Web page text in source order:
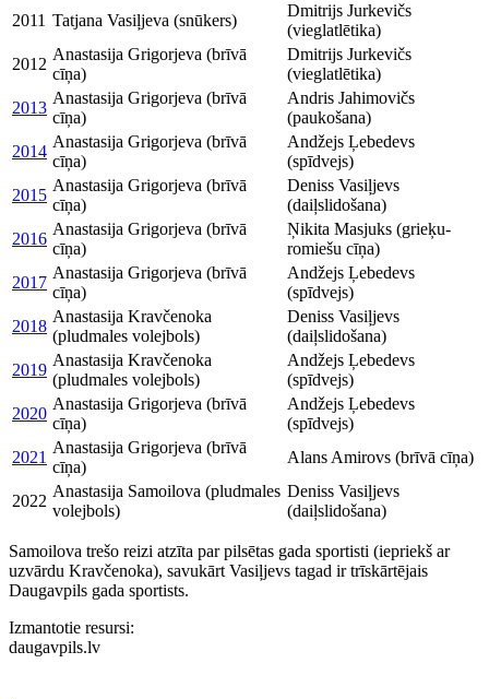
2011 Tatjana Vasiļjeva (snūkers)
Dmitrijs Jurkevičs
(vieglatlētika)
2012
Anastasija Grigorjeva (brīvā
cīņa)
Dmitrijs Jurkevičs
(vieglatlētika)
2013
Anastasija Grigorjeva (brīvā
cīņa)
Andris Jahimovičs
(paukošana)
2014
Anastasija Grigorjeva (brīvā
cīņa)
Andžejs Ļebedevs
(spīdvejs)
2015
Anastasija Grigorjeva (brīvā
cīņa)
Deniss Vasiļjevs
(daiļslidošana)
2016
Anastasija Grigorjeva (brīvā
cīņa)
Ņikita Masjuks (grieķu-
romiešu cīņa)
2017
Anastasija Grigorjeva (brīvā
cīņa)
Andžejs Ļebedevs
(spīdvejs)
2018
Anastasija Kravčenoka
(pludmales volejbols)
Deniss Vasiļjevs
(daiļslidošana)
2019
Anastasija Kravčenoka
(pludmales volejbols)
Andžejs Ļebedevs
(spīdvejs)
2020
Anastasija Grigorjeva (brīvā
cīņa)
Andžejs Ļebedevs
(spīdvejs)
2021
Anastasija Grigorjeva (brīvā
cīņa)
Alans Amirovs (brīvā cīņa)
2022
Anastasija Samoilova (pludmales
volejbols)
Deniss Vasiļjevs
(daiļslidošana)
Samoilova trešo reizi atzīta par pilsētas gada sportisti (iepriekš ar
uzvārdu Kravčenoka), savukārt Vasiļjevs tagad ir trīskārtējais
Daugavpils gada sportists.
Izmantotie resursi:
daugavpils.lv